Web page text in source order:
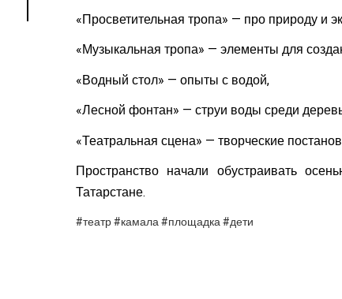
«Просветительная тропа» — про природу и
«Музыкальная тропа» — элементы для
«Водный стол» — опыты с водой,
«Лесной фонтан» — струи воды среди
«Театральная сцена» — творческие
Пространство начали обустраивать
Татарстане.
#театр #камала #площадка #дети